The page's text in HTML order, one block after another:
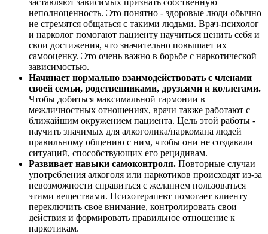
неполноценность. Это понятно - здоровые люди обычно
не стремятся общаться с такими людьми. Врач-психолог
и нарколог помогают пациенту научиться ценить себя и
свои достижения, что значительно повышает их
самооценку. Это очень важно в борьбе с наркотической
зависимостью.
Начинает нормально взаимодействовать с членами
своей семьи, родственниками, друзьями и коллегами.
Чтобы добиться максимальной гармонии в
межличностных отношениях, врачи также работают с
ближайшим окружением пациента. Цель этой работы -
научить значимых для алкоголика/наркомана людей
правильному общению с ним, чтобы они не создавали
ситуаций, способствующих его рецидивам.
Развивает навыки самоконтроля. Повторные случаи
употребления алкоголя или наркотиков происходят из-за
невозможности справиться с желанием пользоваться
этими веществами. Психотерапевт помогает клиенту
переключить свое внимание, контролировать свои
действия и формировать правильное отношение к
наркотикам.